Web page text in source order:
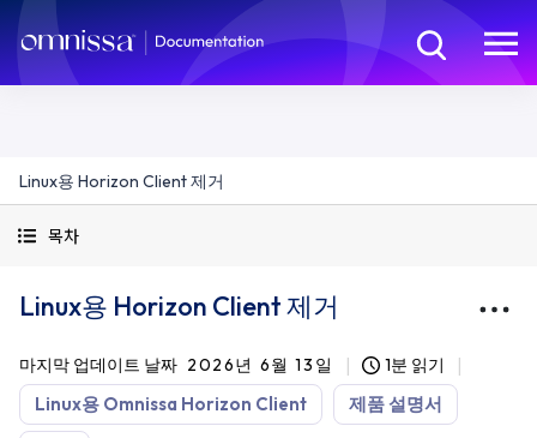
Linux용 Horizon Client 제거
목차
Linux용 Horizon Client 제거
마지막 업데이트 날짜 2026년 6월 13일 1분 읽기
Linux용 Omnissa Horizon Client 제품 설명서